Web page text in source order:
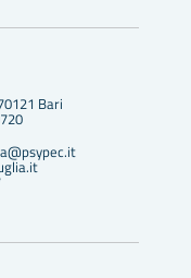
Bari